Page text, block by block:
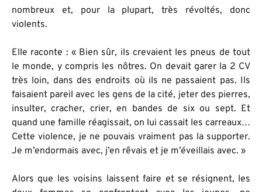
nombreux et, pour la plupart, très révoltés, donc
violents.
Elle raconte : « Bien sûr, ils crevaient les pneus de tout
le monde, y compris les nôtres. On devait garer la 2 CV
très loin, dans des endroits où ils ne passaient pas. Ils
faisaient pareil avec les gens de la cité, jeter des pierres,
insulter, cracher, crier, en bandes de six ou sept. Et
quand une famille réagissait, on lui cassait les carreaux…
Cette violence, je ne pouvais vraiment pas la supporter.
Je m’endormais avec, j’en rêvais et je m’éveillais avec. »
Alors que les voisins laissent faire et se résignent, les